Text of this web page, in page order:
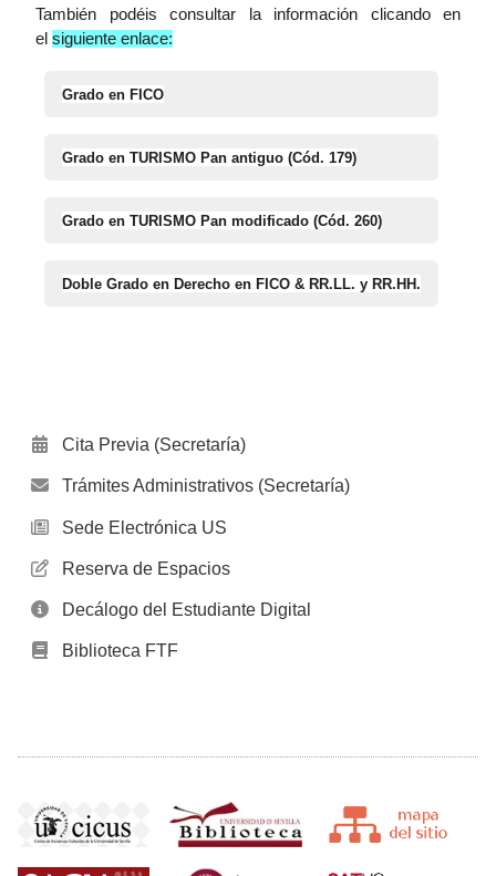
También podéis consultar la información clicando en
el siguiente enlace:
Grado en FICO
Grado en TURISMO Pan antiguo (Cód. 179)
Grado en TURISMO Pan modificado (Cód. 260)
Doble Grado en Derecho en FICO & RR.LL. y RR.HH.
Cita Previa (Secretaría)
Trámites Administrativos (Secretaría)
Sede Electrónica US
Reserva de Espacios
Decálogo del Estudiante Digital
Biblioteca FTF